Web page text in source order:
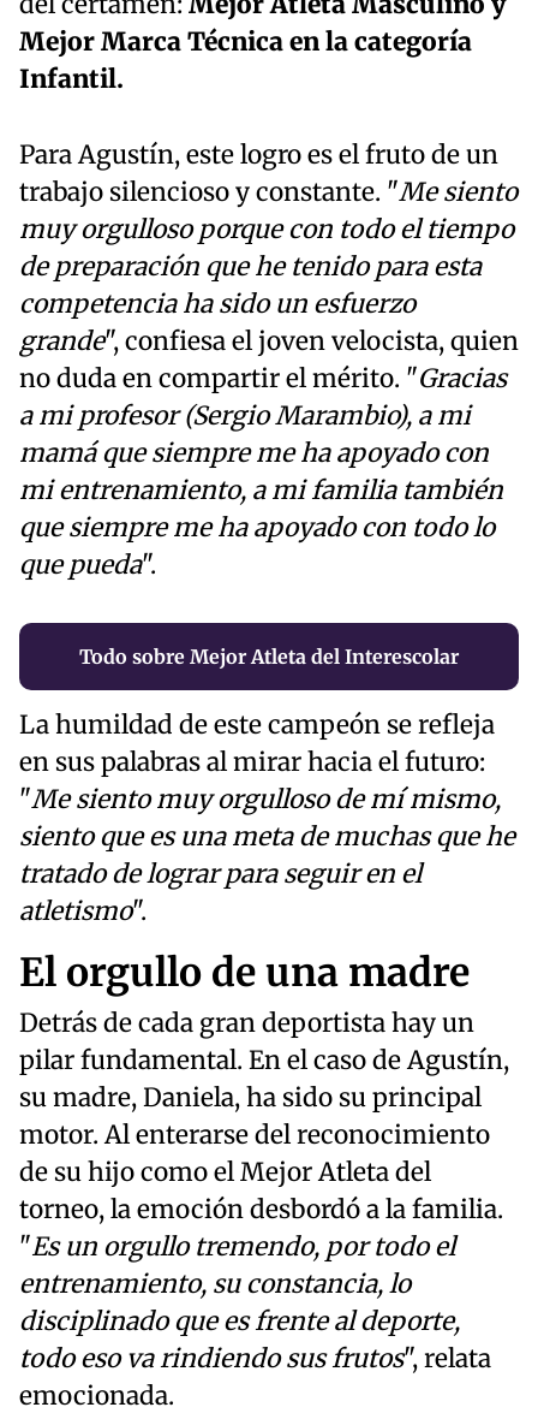
Mejor Marca Técnica en la categoría
Infantil.
Para Agustín, este logro es el fruto de un
trabajo silencioso y constante. "Me siento
muy orgulloso porque con todo el tiempo
de preparación que he tenido para esta
competencia ha sido un esfuerzo
grande", confiesa el joven velocista, quien
no duda en compartir el mérito. "Gracias
a mi profesor (Sergio Marambio), a mi
mamá que siempre me ha apoyado con
mi entrenamiento, a mi familia también
que siempre me ha apoyado con todo lo
que pueda".
Todo sobre Mejor Atleta del Interescolar
La humildad de este campeón se refleja
en sus palabras al mirar hacia el futuro:
"Me siento muy orgulloso de mí mismo,
siento que es una meta de muchas que he
tratado de lograr para seguir en el
atletismo".
El orgullo de una madre
Detrás de cada gran deportista hay un
pilar fundamental. En el caso de Agustín,
su madre, Daniela, ha sido su principal
motor. Al enterarse del reconocimiento
de su hijo como el Mejor Atleta del
torneo, la emoción desbordó a la familia.
"Es un orgullo tremendo, por todo el
entrenamiento, su constancia, lo
disciplinado que es frente al deporte,
todo eso va rindiendo sus frutos", relata
emocionada.